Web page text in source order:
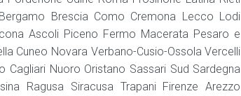
Brescia Como Cremona Lecco Lodi
Ascoli Piceno Fermo Macerata Pesaro e
Cuneo Novara Verbano-Cusio-Ossola Vercelli
Cagliari Nuoro Oristano Sassari Sud Sardegna
Ragusa Siracusa Trapani Firenze Arezzo